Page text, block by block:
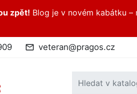
zpět! Blog je v novém kabátku
mail_outline veteran@pragos.cz